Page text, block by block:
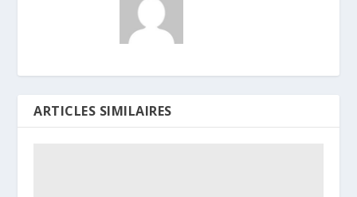
ARTICLES SIMILAIRES